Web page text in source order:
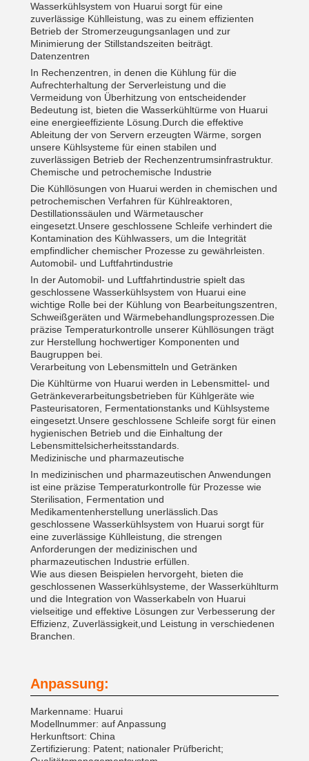
Wasserkühlsystem von Huarui sorgt für eine
zuverlässige Kühlleistung, was zu einem effizienten
Betrieb der Stromerzeugungsanlagen und zur
Minimierung der Stillstandszeiten beiträgt.
Datenzentren
In Rechenzentren, in denen die Kühlung für die
Aufrechterhaltung der Serverleistung und die
Vermeidung von Überhitzung von entscheidender
Bedeutung ist, bieten die Wasserkühltürme von Huarui
eine energieeffiziente Lösung.Durch die effektive
Ableitung der von Servern erzeugten Wärme, sorgen
unsere Kühlsysteme für einen stabilen und
zuverlässigen Betrieb der Rechenzentrumsinfrastruktur.
Chemische und petrochemische Industrie
Die Kühllösungen von Huarui werden in chemischen und
petrochemischen Verfahren für Kühlreaktoren,
Destillationssäulen und Wärmetauscher
eingesetzt.Unsere geschlossene Schleife verhindert die
Kontamination des Kühlwassers, um die Integrität
empfindlicher chemischer Prozesse zu gewährleisten.
Automobil- und Luftfahrtindustrie
In der Automobil- und Luftfahrtindustrie spielt das
geschlossene Wasserkühlsystem von Huarui eine
wichtige Rolle bei der Kühlung von Bearbeitungszentren,
Schweißgeräten und Wärmebehandlungsprozessen.Die
präzise Temperaturkontrolle unserer Kühllösungen trägt
zur Herstellung hochwertiger Komponenten und
Baugruppen bei.
Verarbeitung von Lebensmitteln und Getränken
Die Kühltürme von Huarui werden in Lebensmittel- und
Getränkeverarbeitungsbetrieben für Kühlgeräte wie
Pasteurisatoren, Fermentationstanks und Kühlsysteme
eingesetzt.Unsere geschlossene Schleife sorgt für einen
hygienischen Betrieb und die Einhaltung der
Lebensmittelsicherheitsstandards.
Medizinische und pharmazeutische
In medizinischen und pharmazeutischen Anwendungen
ist eine präzise Temperaturkontrolle für Prozesse wie
Sterilisation, Fermentation und
Medikamentenherstellung unerlässlich.Das
geschlossene Wasserkühlsystem von Huarui sorgt für
eine zuverlässige Kühlleistung, die strengen
Anforderungen der medizinischen und
pharmazeutischen Industrie erfüllen.
Wie aus diesen Beispielen hervorgeht, bieten die
geschlossenen Wasserkühlsysteme, der Wasserkühlturm
und die Integration von Wasserkabeln von Huarui
vielseitige und effektive Lösungen zur Verbesserung der
Effizienz, Zuverlässigkeit,und Leistung in verschiedenen
Branchen.
Anpassung:
Markenname: Huarui
Modellnummer: auf Anpassung
Herkunftsort: China
Zertifizierung: Patent; nationaler Prüfbericht;